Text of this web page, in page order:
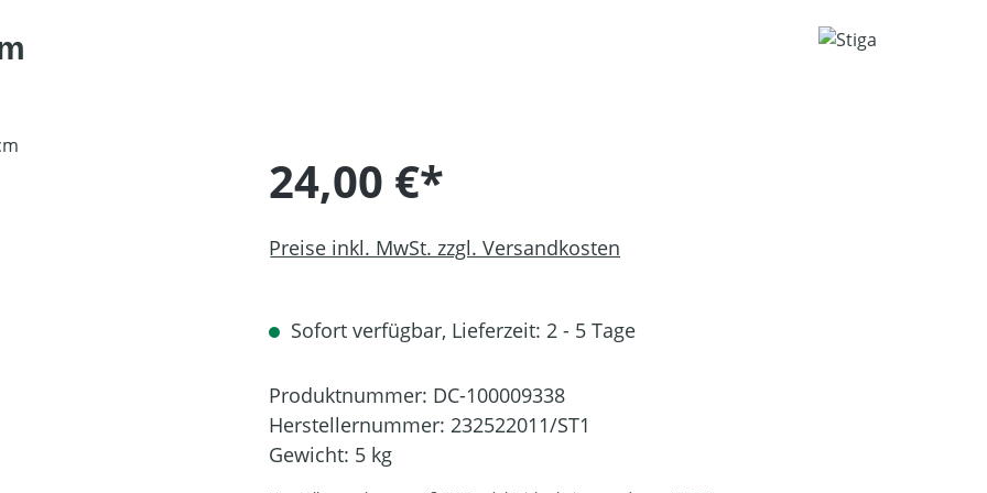
24,00 €*
Preise inkl. MwSt. zzgl. Versandkosten
Sofort verfügbar, Lieferzeit: 2 - 5 Tage
Produktnummer: DC-100009338
Herstellernummer: 232522011/ST1
Gewicht: 5 kg